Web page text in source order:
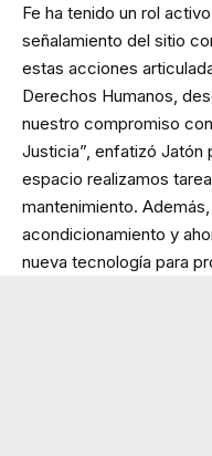
Fe ha tenido un rol
señalamiento del sitio
estas acciones
Derechos Humanos,
nuestro compromiso
Justicia”, enfatizó Jatón
espacio realizamos
mantenimiento.
acondicionamiento y
nueva tecnología para